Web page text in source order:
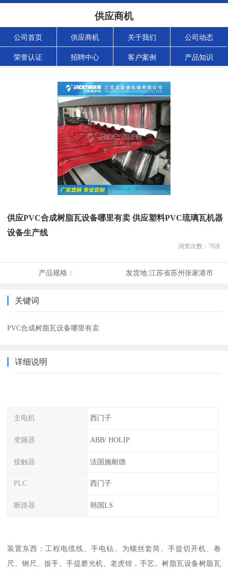
供应商机
公司首页 供应商机 关于我们 公司动态
荣誉认证 招聘中心 客户案例 产品知识
供应PVC合成树脂瓦设备哪里有卖 供应塑料PVC琉璃瓦机器
设备生产线
浏览次数： 76次
产品规格： 发货地:江苏省苏州张家港市
关键词
PVC合成树脂瓦设备哪里有卖
详细说明
主电机 西门子
变频器 ABB/ HOLIP
接触器 法国施耐德
PLC 西门子
断路器 韩国LS
装置东西：工程电缆线、手电钻、为螺丝套筒、手提切开机、卷
尺、钢尺、扳手、手提磨光机、老虎钳，手艺。树脂瓦设备树脂瓦